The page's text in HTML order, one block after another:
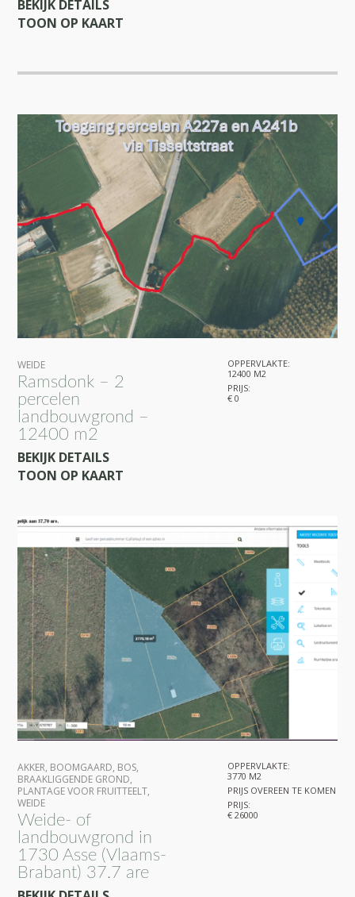
BEKIJK DETAILS
TOON OP KAART
WEIDE
Ramsdonk – 2
percelen
landbouwgrond –
12400 m2
BEKIJK DETAILS
TOON OP KAART
OPPERVLAKTE:
12400 M2
PRIJS:
€ 0
AKKER, BOOMGAARD, BOS,
BRAAKLIGGENDE GROND,
PLANTAGE VOOR FRUITTEELT,
WEIDE
Weide- of
landbouwgrond in
1730 Asse (Vlaams-
Brabant) 37.7 are
OPPERVLAKTE:
3770 M2
PRIJS OVEREEN TE KOMEN
PRIJS:
€ 26000